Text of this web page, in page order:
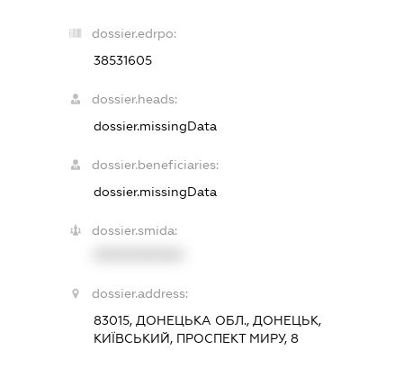
dossier.edrpo:
38531605
dossier.heads:
dossier.missingData
dossier.beneficiaries:
dossier.missingData
dossier.smida:
dossier.address:
83015, ДОНЕЦЬКА ОБЛ., ДОНЕЦЬК,
КИЇВСЬКИЙ, ПРОСПЕКТ МИРУ, 8